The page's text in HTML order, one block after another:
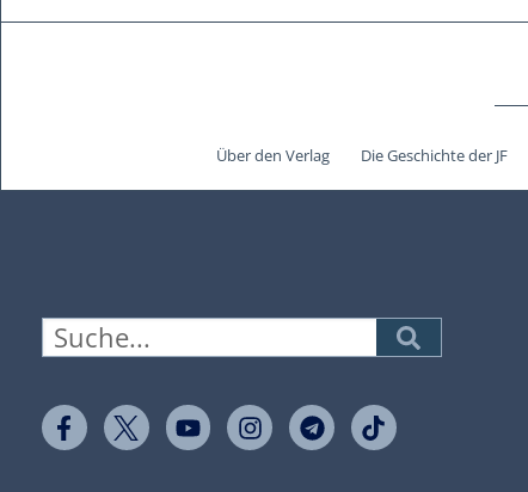
Über den Verlag Die Geschichte der JF